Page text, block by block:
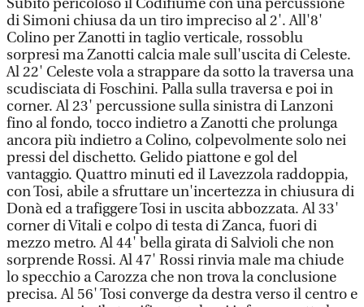
Subito pericoloso il Codifiume con una percussione
di Simoni chiusa da un tiro impreciso al 2'. All'8'
Colino per Zanotti in taglio verticale, rossoblu
sorpresi ma Zanotti calcia male sull'uscita di Celeste.
Al 22' Celeste vola a strappare da sotto la traversa una
scudisciata di Foschini. Palla sulla traversa e poi in
corner. Al 23' percussione sulla sinistra di Lanzoni
fino al fondo, tocco indietro a Zanotti che prolunga
ancora più indietro a Colino, colpevolmente solo nei
pressi del dischetto. Gelido piattone e gol del
vantaggio. Quattro minuti ed il Lavezzola raddoppia,
con Tosi, abile a sfruttare un'incertezza in chiusura di
Donà ed a trafiggere Tosi in uscita abbozzata. Al 33'
corner di Vitali e colpo di testa di Zanca, fuori di
mezzo metro. Al 44' bella girata di Salvioli che non
sorprende Rossi. Al 47' Rossi rinvia male ma chiude
lo specchio a Carozza che non trova la conclusione
precisa. Al 56' Tosi converge da destra verso il centro e